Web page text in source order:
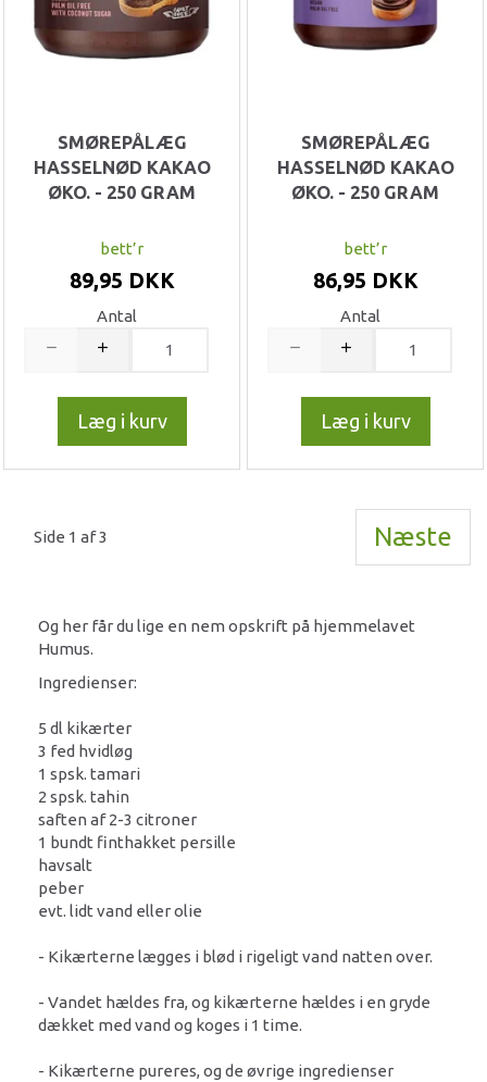
SMØREPÅLÆG
HASSELNØD KAKAO
ØKO. - 250 GRAM
bett’r
89,95 DKK
Antal
Læg i kurv
SMØREPÅLÆG
HASSELNØD KAKAO
ØKO. - 250 GRAM
bett’r
86,95 DKK
Antal
Læg i kurv
Side 1 af 3 Næste
Og her får du lige en nem opskrift på hjemmelavet
Humus.
Ingredienser:
5 dl kikærter
3 fed hvidløg
1 spsk. tamari
2 spsk. tahin
saften af 2-3 citroner
1 bundt finthakket persille
havsalt
peber
evt. lidt vand eller olie
- Kikærterne lægges i blød i rigeligt vand natten over.
- Vandet hældes fra, og kikærterne hældes i en gryde
dækket med vand og koges i 1 time.
- Kikærterne pureres, og de øvrige ingredienser